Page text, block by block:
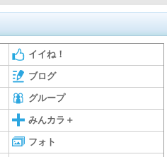
イイね！
ブログ
グループ
みんカラ＋
フォト